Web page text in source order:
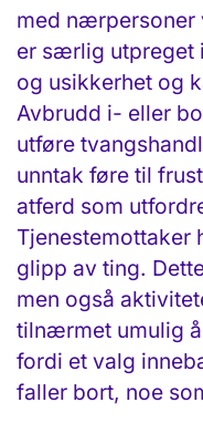
med nærpersoner
er særlig utpreget
og usikkerhet og
Avbrudd i- eller
utføre
unntak føre til
atferd som
Tjenestemottaker
glipp av ting.
men også
tilnærmet umulig
fordi et valg
faller bort, noe